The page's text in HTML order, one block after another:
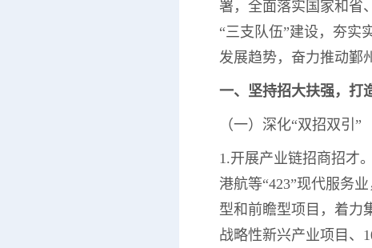
署，全面落实国家和省
“三支队伍”建设，夯实
发展趋势，奋力推动鄞
一、坚持招大扶强，打
（一）深化“双招双引”
1.开展产业链招商招才
港航等“423”现代服务
型和前瞻型项目，着力
战略性新兴产业项目、